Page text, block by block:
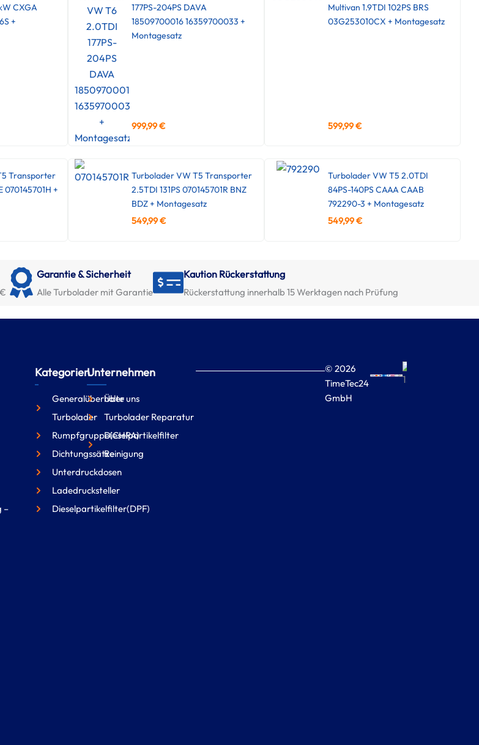
CXGA
+
177PS-204PS DAVA
18509700016 16359700033 +
Montagesatz
999,99€
Multivan 1.9TDI 102PS BRS
03G253010CX + Montagesatz
599,99€
Transporter
070145701H +
Turbolader VW T5 Transporter
2.5TDI 131PS 070145701R BNZ
BDZ + Montagesatz
549,99€
Turbolader VW T5 2.0TDI
84PS-140PS CAAA CAAB
792290-3 + Montagesatz
549,99€
Garantie & Sicherheit
Alle Turbolader mit Garantie
Kaution Rückerstattung
Rückerstattung innerhalb 15 Werktagen nach Prüfung
–
Kategorien
Generalüberholte
Turbolader
Rumpfgruppe(CHRA)
Dichtungssätze
Unterdruckdosen
Ladedrucksteller
Dieselpartikelfilter(DPF)
Unternehmen
Über uns
Turbolader Reparatur
Dieselpartikelfilter
Reinigung
© 2026
TimeTec24
GmbH